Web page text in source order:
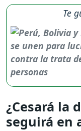
Te
¿Cesará la
seguirá en